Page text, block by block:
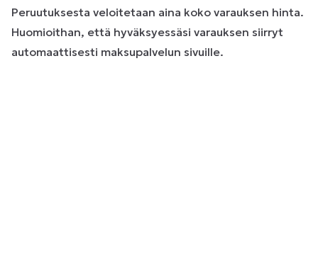
Peruutuksesta veloitetaan aina koko varauksen hinta.
Huomioithan, että hyväksyessäsi varauksen siirryt
automaattisesti maksupalvelun sivuille.